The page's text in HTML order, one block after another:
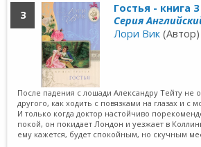
3
Гостья - книга
Серия
Лори Вик (Автор)
После падения с лошади Александру Тейту не
другого, как ходить с повязками на глазах и с
И только когда доктор настойчиво
покой, он покидает Лондон и уезжает в
ему кажется, будет спокойным, но скучным